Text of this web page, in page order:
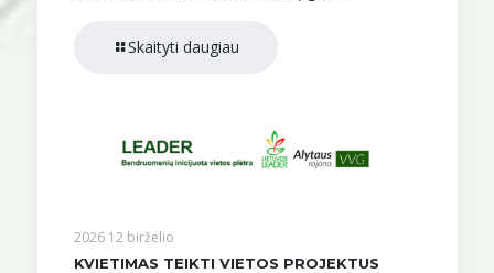
Skaityti daugiau
2026 12 birželio
KVIETIMAS TEIKTI VIETOS PROJEKTUS